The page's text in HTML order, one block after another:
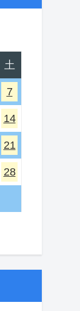
土
7
14
21
28